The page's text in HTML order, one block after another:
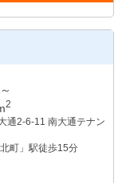
2
通2-6-11 南大通テナン
町」駅徒歩15分